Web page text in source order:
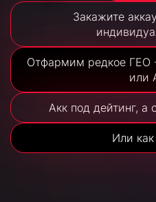
Закажите
Отфармим редкое ГЕО
или
Акк под дейтинг, а
Или